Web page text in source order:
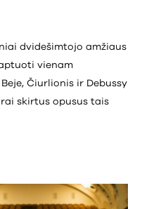
dvidešimtojo amžiaus
vienam
Čiurlionis ir Debussy
skirtus opusus tais